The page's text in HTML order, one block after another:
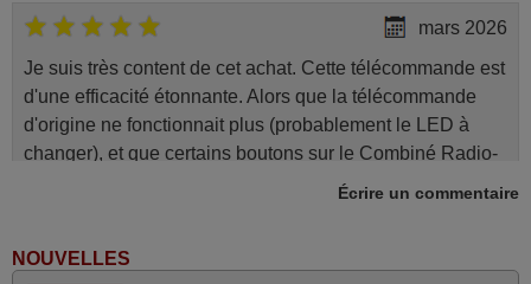
mars 2026
Je suis très content de cet achat. Cette télécommande est
d'une efficacité étonnante. Alors que la télécommande
d'origine ne fonctionnait plus (probablement le LED à
changer), et que certains boutons sur le Combiné Radio-
K7-DVD étaient inopérants. Voilà de quoi donner une
Alain,
Écrire un commentaire
NOUVELLES